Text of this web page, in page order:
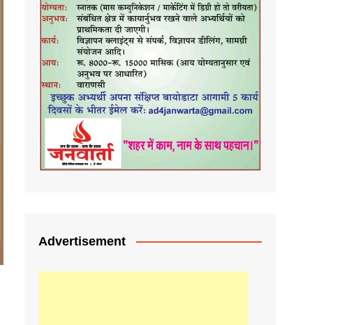
Advertisement